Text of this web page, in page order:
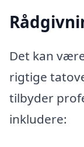
Det kan
rigtige
tilbyder
inkludere: